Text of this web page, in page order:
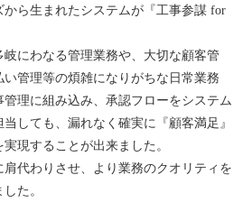
ら生まれたシステムが『工事参謀 for
にわなる管理業務や、大切な顧客管
管理等の煩雑になりがちな日常業務
理に組み込み、承認フローをシステム
しても、漏れなく確実に『顧客満足』
現することが出来ました。
肩代わりさせ、より業務のクオリティを
た。